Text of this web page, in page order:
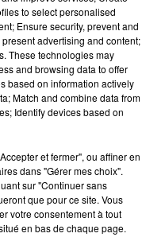
NAÏKA
4h01
4h01
to select personalised
Ensure security, prevent and
advertising and content;
These technologies may
and browsing data to offer
based on information actively
Match and combine data from
Identify devices based on
et fermer", ou affiner en
dans "Gérer mes choix".
sur "Continuer sans
que pour ce site. Vous
votre consentement à tout
en bas de chaque page.